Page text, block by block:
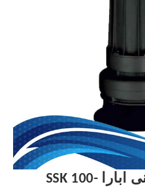
پمپ لجن کش چدنی ابارا SSK 100-